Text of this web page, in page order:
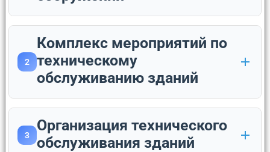
2
Комплекс мероприятий по
техническому
обслуживанию зданий
3
Организация технического
обслуживания зданий